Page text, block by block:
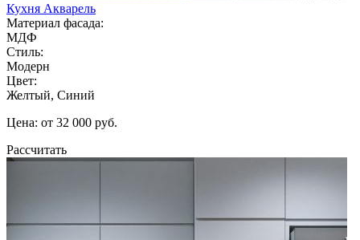
Кухня Акварель
Материал фасада:
МДФ
Стиль:
Модерн
Цвет:
Желтый, Синий
Цена: от 32 000 руб.
Рассчитать